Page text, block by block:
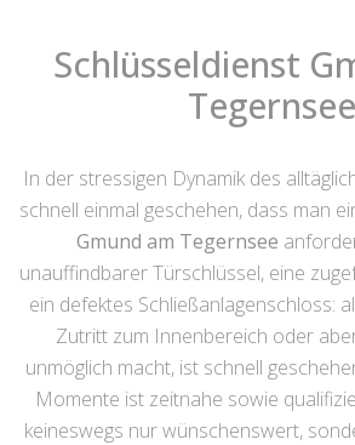
Schlüsseldienst
Tegernsee
In der stressigen Dynamik des
schnell einmal geschehen, dass man
Gmund am Tegernsee
unauffindbarer Türschlüssel, eine
ein defektes Schließanlagenschloss:
Zutritt zum Innenbereich oder
unmöglich macht, ist schnell
Momente ist zeitnahe sowie
keineswegs nur wünschenswert,